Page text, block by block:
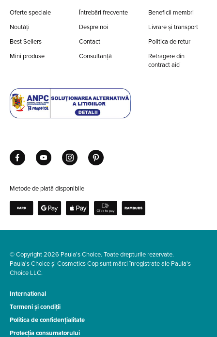
Oferte speciale
Noutăți
Best Sellers
Mini produse
Întrebări frecvente
Despre noi
Contact
Consultanță
Beneficii membri
Livrare și transport
Politica de retur
Retragere din
contract aici
Metode de plată disponibile
© Copyright 2026 Paula's Choice. Toate drepturile rezervate.
Paula's Choice și Cosmetics Cop sunt mărci înregistrate ale Paula's
Choice LLC.
International
Termeni și condiții
Politica de confidențialitate
Protecția consumatorului